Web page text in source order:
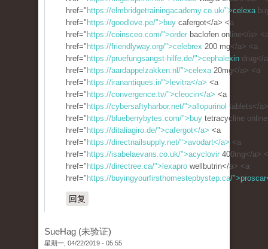
href=" https://elmbridgetrainingacademy.co.uk/">celexa
href=" https://goodlove.pe/">buy cafergot</a> <a
href=" https://coinsceo.com/">order baclofen online</a>
href=" https://friendlyway.org/">celebrex 200 mg</a> <a
href=" https://pruefungsangst-hilfe.de/">cephalexin drug</
href=" https://aardappelzakken.nl/">celexa20mg</a> <a
href=" https://iranantiques.ir/">levitra</a> <a
href=" https://convergence.tv/">cleocin</a> <a
href=" https://cybersaftyharbor.net/">allopurinol tablets</
href=" https://blueberrybytes.com/">buy tetracycline
href=" https://ditaliagiro.de/">cafergot</a> <a
href=" https://directnailsupply.net/">avodart</a> <a
href=" https://isabelaevans.co.uk/">acyclovir 400mg</a>
href=" https://directree.ca/">lexapro wellbutrin</a> <a
href=" https://buyingyourfirsthomestepbystep.ca/
回复
SueHag (未验证)
星期一, 04/22/2019 - 05:55